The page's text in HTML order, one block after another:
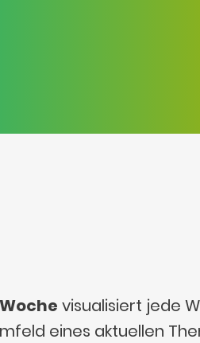
visualisiert jede
eines aktuellen